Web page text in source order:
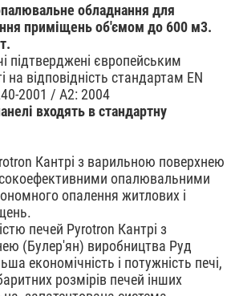
обладнання для
приміщень об'ємом до 600 м3.
підтверджені європейським
на відповідність стандартам EN
2001 / A2: 2004
входять в стандартну
Кантрі з варильною поверхнею
опалювальними
опалення житлових і
печей Pyrotron Кантрі з
(Булер'ян) виробництва Руд
економічність і потужність печі,
розмірів печей інших